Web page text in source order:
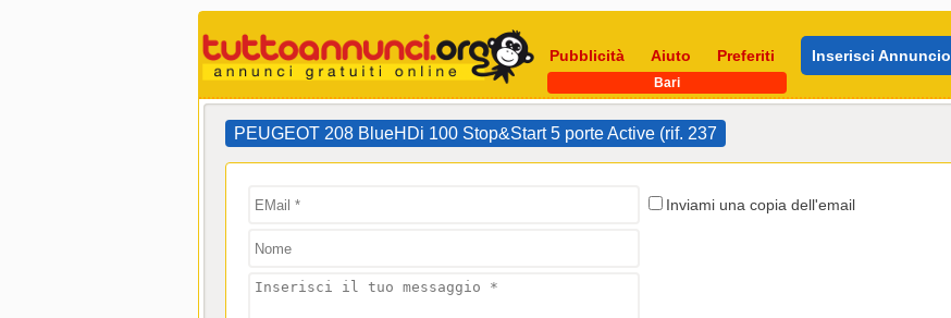
Pubblicità Aiuto Preferiti Inserisci Annuncio
Bari
PEUGEOT 208 BlueHDi 100 Stop&Start 5 porte Active (rif. 237
Inviami una copia dell'email